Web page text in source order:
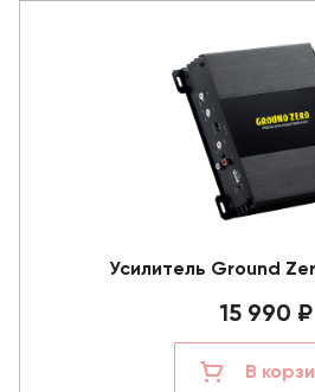
Усилитель Ground
15 990 ₽
В